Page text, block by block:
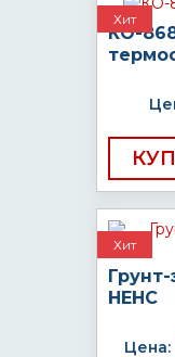
Хит
КО-
Хит
НЕНС
Цена: